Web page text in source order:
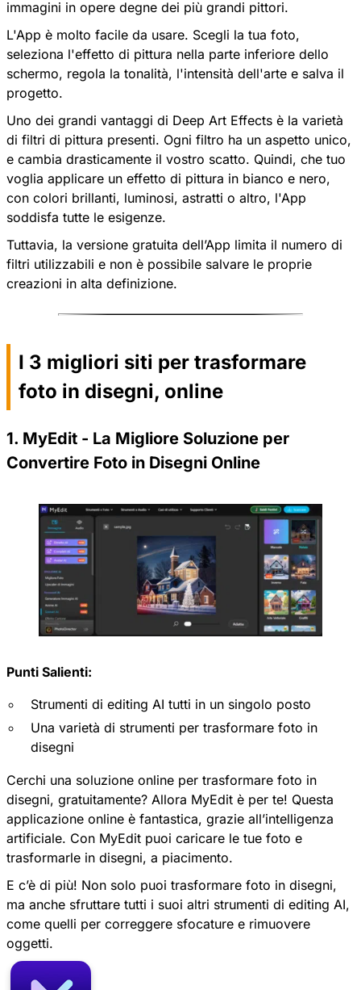
immagini in opere degne dei più grandi pittori.
L'App è molto facile da usare. Scegli la tua foto,
seleziona l'effetto di pittura nella parte inferiore dello
schermo, regola la tonalità, l'intensità dell'arte e salva il
progetto.
Uno dei grandi vantaggi di Deep Art Effects è la varietà
di filtri di pittura presenti. Ogni filtro ha un aspetto unico,
e cambia drasticamente il vostro scatto. Quindi, che tuo
voglia applicare un effetto di pittura in bianco e nero,
con colori brillanti, luminosi, astratti o altro, l'App
soddisfa tutte le esigenze.
Tuttavia, la versione gratuita dell’App limita il numero di
filtri utilizzabili e non è possibile salvare le proprie
creazioni in alta definizione.
I 3 migliori siti per trasformare
foto in disegni, online
1. MyEdit - La Migliore Soluzione per
Convertire Foto in Disegni Online
Punti Salienti:
Strumenti di editing AI tutti in un singolo posto
Una varietà di strumenti per trasformare foto in
disegni
Cerchi una soluzione online per trasformare foto in
disegni, gratuitamente? Allora MyEdit è per te! Questa
applicazione online è fantastica, grazie all’intelligenza
artificiale. Con MyEdit puoi caricare le tue foto e
trasformarle in disegni, a piacimento.
E c’è di più! Non solo puoi trasformare foto in disegni,
ma anche sfruttare tutti i suoi altri strumenti di editing AI,
come quelli per correggere sfocature e rimuovere
oggetti.